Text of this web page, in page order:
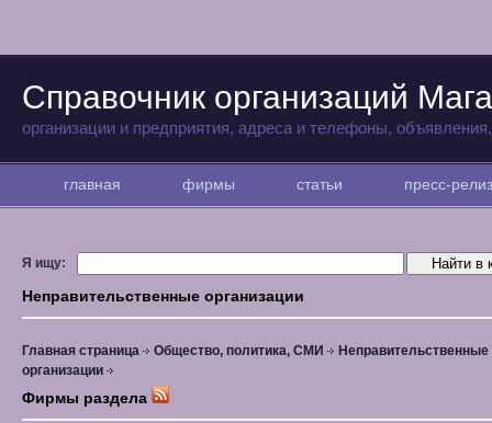
Справочник организаций
организации и предприятия, адреса и телефоны,
главная фирмы статьи пресс-
Я ищу:
Неправительственные организации
Главная страница Общество, политика, СМИ
Неправительственные
организации
Фирмы раздела